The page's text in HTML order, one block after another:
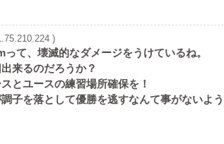
)
って、壊滅的なダメージをうけているね。
来るのだろうか？
とユースの練習場所確保を！
子を落として優勝を逃すなんて事がないよ